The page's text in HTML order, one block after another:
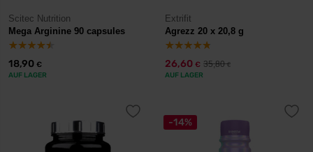
Scitec Nutrition
Mega Arginine 90 capsules
18,90 €
AUF LAGER
Extrifit
Agrezz 20 x 20,8 g
26,60 € 35,80€
AUF LAGER
-14%